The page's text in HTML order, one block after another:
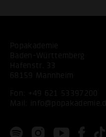
Popakademie
Baden-Württemberg
Hafenstr. 33
68159 Mannheim
Fon:
+49 621 53397200
Mail: